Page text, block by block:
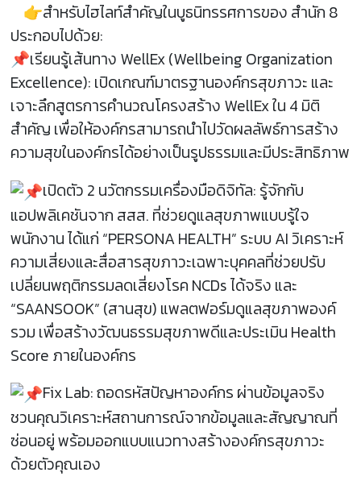
👉สำหรับไฮไลท์สำคัญในบูธนิทรรศการของ สำนัก 8
ประกอบไปด้วย:
📌เรียนรู้เส้นทาง WellEx (Wellbeing Organization
Excellence): เปิดเกณฑ์มาตรฐานองค์กรสุขภาวะ และ
เจาะลึกสูตรการคำนวณโครงสร้าง WellEx ใน 4 มิติ
สำคัญ เพื่อให้องค์กรสามารถนำไปวัดผลลัพธ์การสร้าง
ความสุขในองค์กรได้อย่างเป็นรูปธรรมและมีประสิทธิภาพ
เปิดตัว 2 นวัตกรรมเครื่องมือดิจิทัล: รู้จักกับ
แอปพลิเคชันจาก สสส. ที่ช่วยดูแลสุขภาพแบบรู้ใจ
พนักงาน ได้แก่ “PERSONA HEALTH” ระบบ AI วิเคราะห์
ความเสี่ยงและสื่อสารสุขภาวะเฉพาะบุคคลที่ช่วยปรับ
เปลี่ยนพฤติกรรมลดเสี่ยงโรค NCDs ได้จริง และ
“SAANSOOK” (สานสุข) แพลตฟอร์มดูแลสุขภาพองค์
รวม เพื่อสร้างวัฒนธรรมสุขภาพดีและประเมิน Health
Score ภายในองค์กร
Fix Lab: ถอดรหัสปัญหาองค์กร ผ่านข้อมูลจริง
ชวนคุณวิเคราะห์สถานการณ์จากข้อมูลและสัญญาณที่
ซ่อนอยู่ พร้อมออกแบบแนวทางสร้างองค์กรสุขภาวะ
ด้วยตัวคุณเอง